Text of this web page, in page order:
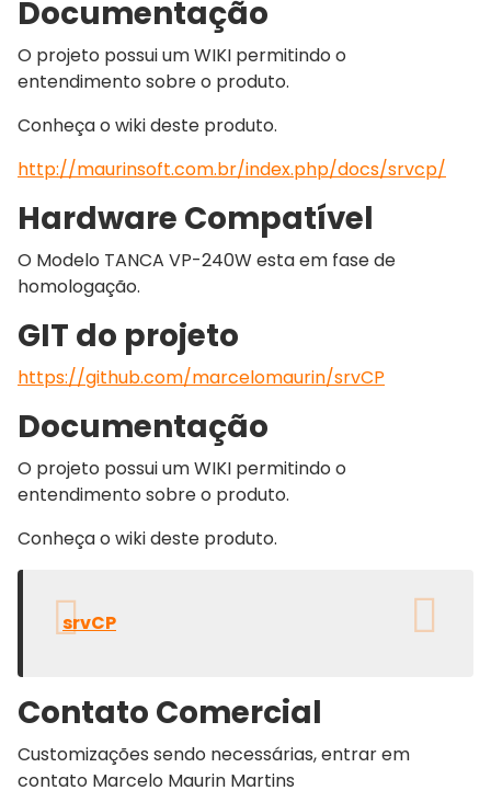
Documentação
O projeto possui um WIKI permitindo o
entendimento sobre o produto.
Conheça o wiki deste produto.
http://maurinsoft.com.br/index.php/docs/srvcp/
Hardware Compatível
O Modelo TANCA VP-240W esta em fase de
homologação.
GIT do projeto
https://github.com/marcelomaurin/srvCP
Documentação
O projeto possui um WIKI permitindo o
entendimento sobre o produto.
Conheça o wiki deste produto.
srvCP
Contato Comercial
Customizações sendo necessárias, entrar em
contato Marcelo Maurin Martins